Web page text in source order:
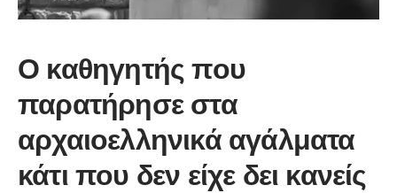
Ο καθηγητής που
παρατήρησε στα
αρχαιοελληνικά αγάλματα
κάτι που δεν είχε δει κανείς